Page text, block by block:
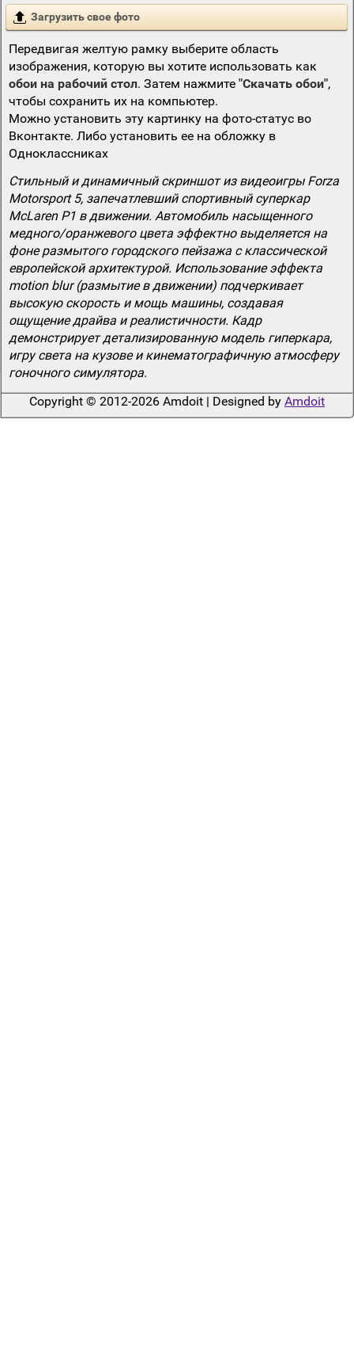
Загрузить свое фото
Передвигая желтую рамку выберите область
изображения, которую вы хотите использовать как
обои на рабочий стол. Затем нажмите "Скачать обои",
чтобы сохранить их на компьютер.
Можно установить эту картинку на фото-статус во
Вконтакте. Либо установить ее на обложку в
Одноклассниках
Стильный и динамичный скриншот из видеоигры Forza
Motorsport 5, запечатлевший спортивный суперкар
McLaren P1 в движении. Автомобиль насыщенного
медного/оранжевого цвета эффектно выделяется на
фоне размытого городского пейзажа с классической
европейской архитектурой. Использование эффекта
motion blur (размытие в движении) подчеркивает
высокую скорость и мощь машины, создавая
ощущение драйва и реалистичности. Кадр
демонстрирует детализированную модель гиперкара,
игру света на кузове и кинематографичную атмосферу
гоночного симулятора.
Copyright © 2012-2026 Amdoit | Designed by Amdoit